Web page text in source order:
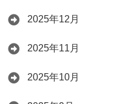
2025年12月
2025年11月
2025年10月